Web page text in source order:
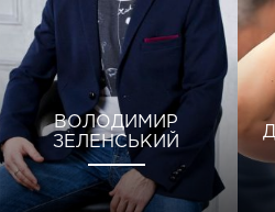
ВОЛОДИМИР
ЗЕЛЕНСЬКИЙ